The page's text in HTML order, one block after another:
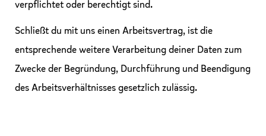
verpflichtet oder berechtigt sind.
Schließt du mit uns einen Arbeitsvertrag, ist die
entsprechende weitere Verarbeitung deiner Daten zum
Zwecke der Begründung, Durchführung und Beendigung
des Arbeitsverhältnisses gesetzlich zulässig.